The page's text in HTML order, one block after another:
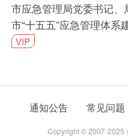
市应急管理局党委书记
市“十五五”应急管理体
VIP
通知公告 常见问题
Copyright © 2007-2025